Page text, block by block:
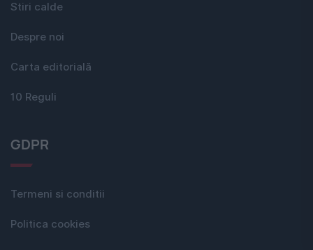
Stiri calde
Despre noi
Carta editorială
10 Reguli
GDPR
Termeni si conditii
Politica cookies